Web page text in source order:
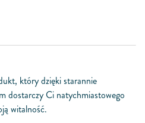
który dzięki starannie
dostarczy Ci natychmiastowego
witalność.